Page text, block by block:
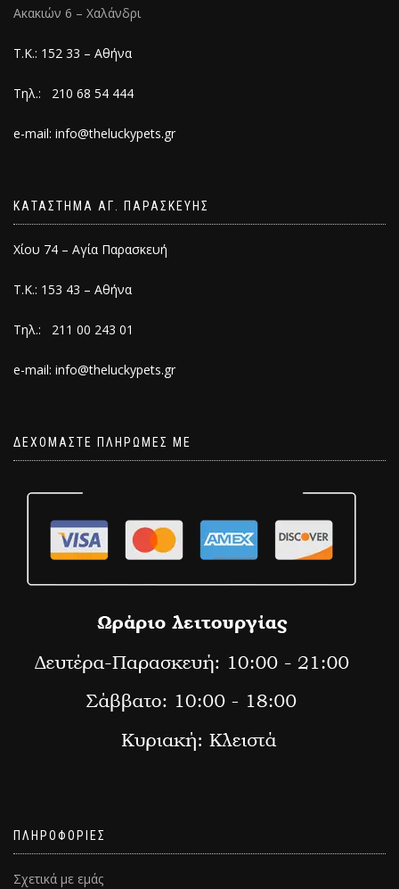
Ακακιών 6 – Χαλάνδρι
Τ.Κ.: 152 33 – Αθήνα
Τηλ.: 210 68 54 444
e-mail: info@theluckypets.gr
ΚΑΤΑΣΤΗΜΑ ΑΓ. ΠΑΡΑΣΚΕΥΗΣ
Χίου 74 – Αγία Παρασκευή
Τ.Κ.: 153 43 – Αθήνα
Τηλ.: 211 00 243 01
e-mail: info@theluckypets.gr
ΔΕΧΟΜΑΣΤΕ ΠΛΗΡΩΜΕΣ ΜΕ
ΠΛΗΡΟΦΟΡΙΕΣ
Σχετικά με εμάς